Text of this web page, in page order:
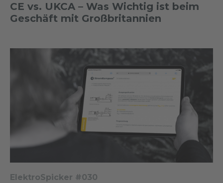
CE vs. UKCA – Was Wichtig ist beim
Geschäft mit Großbritannien
ElektroSpicker #030